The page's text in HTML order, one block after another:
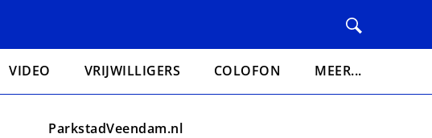
VIDEO VRIJWILLIGERS COLOFON MEER...
ParkstadVeendam.nl